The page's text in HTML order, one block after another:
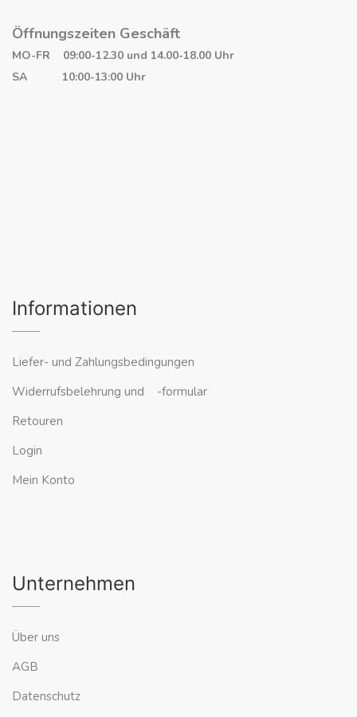
Öffnungszeiten Geschäft
MO-FR 09:00-12.30 und 14.00-18.00 Uhr
SA 10:00-13:00 Uhr
Informationen
Liefer- und Zahlungsbedingungen
Widerrufsbelehrung und -formular
Retouren
Login
Mein Konto
Unternehmen
Über uns
AGB
Datenschutz